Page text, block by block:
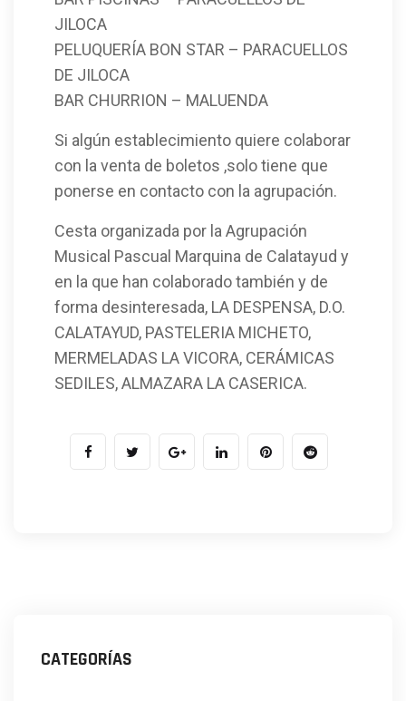
JILOCA
PELUQUERÍA BON STAR – PARACUELLOS
DE JILOCA
BAR CHURRION – MALUENDA
Si algún establecimiento quiere colaborar
con la venta de boletos ,solo tiene que
ponerse en contacto con la agrupación.
Cesta organizada por la Agrupación
Musical Pascual Marquina de Calatayud y
en la que han colaborado también y de
forma desinteresada, LA DESPENSA, D.O.
CALATAYUD, PASTELERIA MICHETO,
MERMELADAS LA VICORA, CERÁMICAS
SEDILES, ALMAZARA LA CASERICA.
CATEGORÍAS